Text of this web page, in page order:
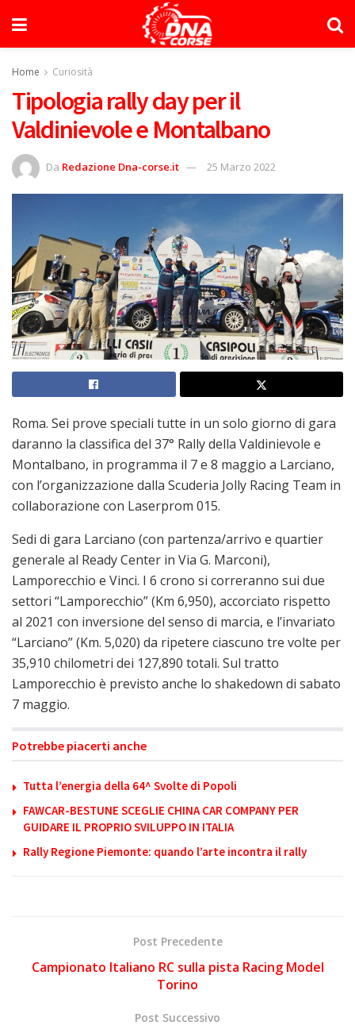
Home Curiosità
Tipologia rally day per il
Valdinievole e Montalbano
Da Redazione Dna-corse.it 25 Marzo 2022
Roma. Sei prove speciali tutte in un solo giorno di gara
daranno la classifica del 37° Rally della Valdinievole e
Montalbano, in programma il 7 e 8 maggio a Larciano,
con l’organizzazione dalla Scuderia Jolly Racing Team in
collaborazione con Laserprom 015.
Sedi di gara Larciano (con partenza/arrivo e quartier
generale al Ready Center in Via G. Marconi),
Lamporecchio e Vinci. I 6 crono si correranno sui due
settori “Lamporecchio” (Km 6,950), accorciato rispetto
al 2021 con inversione del senso di marcia, e l’invariato
“Larciano” (Km. 5,020) da ripetere ciascuno tre volte per
35,910 chilometri dei 127,890 totali. Sul tratto
Lamporecchio è previsto anche lo shakedown di sabato
7 maggio.
Potrebbe piacerti anche
Tutta l’energia della 64^ Svolte di Popoli
FAWCAR-BESTUNE SCEGLIE CHINA CAR COMPANY PER
GUIDARE IL PROPRIO SVILUPPO IN ITALIA
Rally Regione Piemonte: quando l’arte incontra il rally
Post Precedente
Campionato Italiano RC sulla pista Racing Model
Torino
Post Successivo